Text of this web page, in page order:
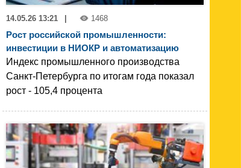
14.05.26 13:21 1468
Рост российской промышленности:
инвестиции в НИОКР и автоматизацию
Индекс промышленного производства
Санкт-Петербурга по итогам года показал
рост - 105,4 процента